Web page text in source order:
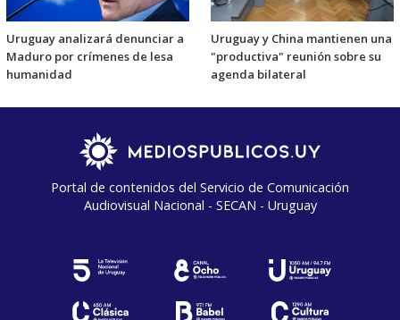
Uruguay analizará denunciar a
Maduro por crímenes de lesa
humanidad
Uruguay y China mantienen una
"productiva" reunión sobre su
agenda bilateral
Portal de contenidos del Servicio de Comunicación
Audiovisual Nacional - SECAN - Uruguay